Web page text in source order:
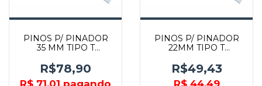
PINOS P/ PINADOR
35 MM TIPO T
PEÇAS - F-33951 -
MAKITA
R$78,90
R$ 71,01 pagando
PINOS P/ PINADOR
22MM TIPO T
PEÇAS - F-33919 -
MAKITA
R$49,43
R$ 44,49